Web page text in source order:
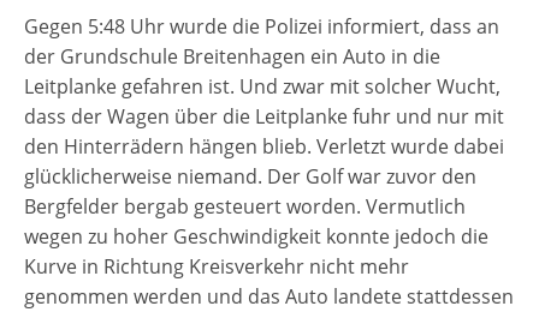
Gegen 5:48 Uhr wurde die Polizei informiert, dass an
der Grundschule Breitenhagen ein Auto in die
Leitplanke gefahren ist. Und zwar mit solcher Wucht,
dass der Wagen über die Leitplanke fuhr und nur mit
den Hinterrädern hängen blieb. Verletzt wurde dabei
glücklicherweise niemand. Der Golf war zuvor den
Bergfelder bergab gesteuert worden. Vermutlich
wegen zu hoher Geschwindigkeit konnte jedoch die
Kurve in Richtung Kreisverkehr nicht mehr
genommen werden und das Auto landete stattdessen